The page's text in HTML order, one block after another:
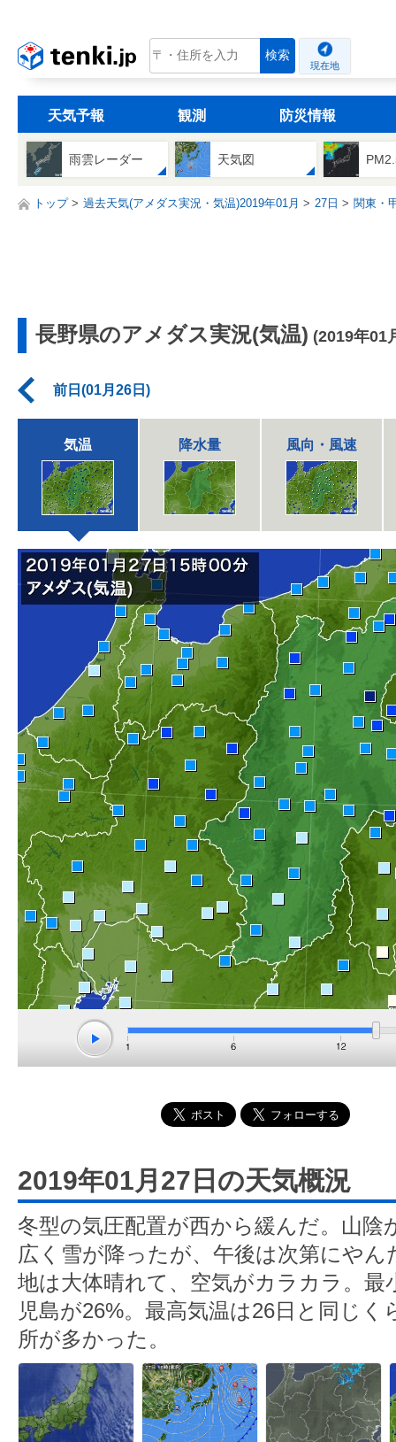
tenki.jp 検索
現在地
天気予報 観測 防災情報
雨雲レーダー 天気図
トップ 過去天気(アメダス実況・気温)2019年01月 27日 関東・
長野県のアメダス実況(気温) (2019年01
前日(01月26日)
気温 降水量 風向・風速
2019年01月27日の天気概況
冬型の気圧配置が西から緩んだ。山陰
広く雪が降ったが、午後は次第にやん
地は大体晴れて、空気がカラカラ。最
児島が26%。最高気温は26日と同じ
所が多かった。